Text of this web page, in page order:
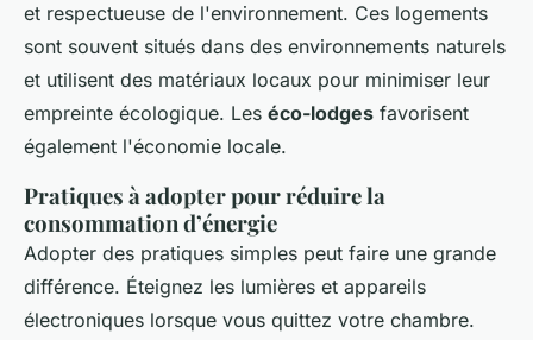
et respectueuse de l'environnement. Ces logements
sont souvent situés dans des environnements naturels
et utilisent des matériaux locaux pour minimiser leur
empreinte écologique. Les éco-lodges favorisent
également l'économie locale.
Pratiques à adopter pour réduire la
consommation d’énergie
Adopter des pratiques simples peut faire une grande
différence. Éteignez les lumières et appareils
électroniques lorsque vous quittez votre chambre.